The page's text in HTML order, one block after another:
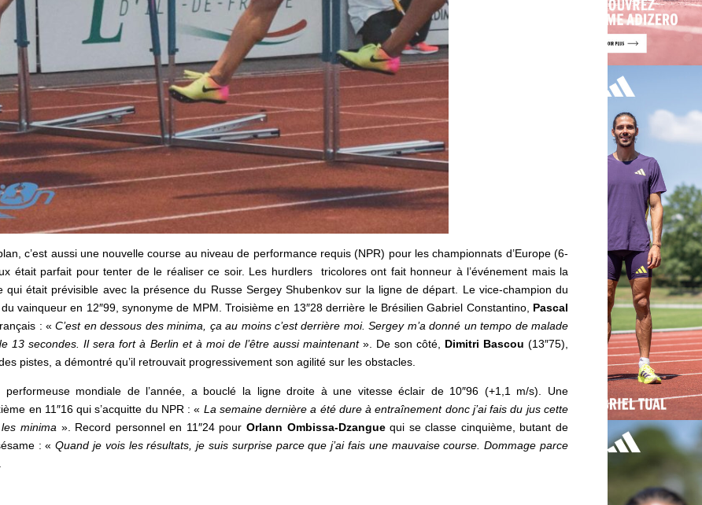
c’est aussi une nouvelle course au niveau de performance requis (NPR) pour les championnats d’Europe (6-
était parfait pour tenter de le réaliser ce soir. Les hurdlers tricolores ont fait honneur à l’événement mais la
était prévisible avec la présence du Russe Sergey Shubenkov sur la ligne de départ. Le vice-champion du
vainqueur en 12″99, synonyme de MPM. Troisième en 13″28 derrière le Brésilien Gabriel Constantino, Pascal
: «C’est en dessous des minima, ça au moins c’est derrière moi. Sergey m’a donné un tempo de malade
13 secondes. Ilsera fort à Berlin et à moi de l’être aussi maintenant». De son côté, Dimitri Bascou(13″75),
pistes, a démontré qu’il retrouvait progressivement son agilité sur les obstacles.
performeuse mondiale de l’année, a bouclé la ligne droite à une vitesse éclair de 10″96 (+1,1 m/s). Une
en 11″16 qui s’acquitte du NPR : « La semaine dernière a été dure à entraînement donc j’ai fais du jus cette
minima ». Record personnel en 11″24 pour Orlann Ombissa-Dzanguequi se classe cinquième, butant de
: «Quand je vois les résultats, je suis surprise parce que j’ai fais une mauvaise course. Dommage parce